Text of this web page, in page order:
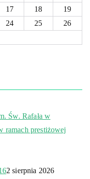
17 18
19
24 25
26
Św. Rafała w
ramach prestiżowej
2 sierpnia 2026